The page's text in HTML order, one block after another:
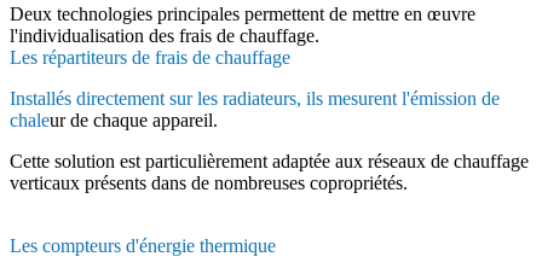
Deux technologies principales permettent de mettre en œuvre
l'individualisation des frais de chauffage.
Les répartiteurs de frais de chauffage
Installés directement sur les radiateurs, ils mesurent l'émission de
chaleur de chaque appareil.
Cette solution est particulièrement adaptée aux réseaux de chauffage
verticaux présents dans de nombreuses copropriétés.
Les compteurs d'énergie thermique